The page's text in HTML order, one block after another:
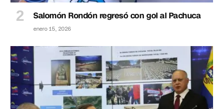
Salomón Rondón regresó con gol al Pachuca
enero 15, 2026